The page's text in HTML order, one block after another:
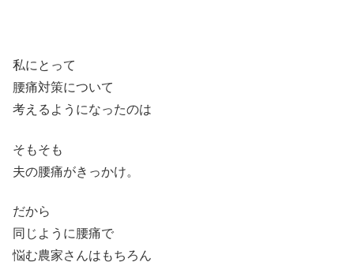
私にとって
腰痛対策について
考えるようになったのは
そもそも
夫の腰痛がきっかけ。
だから
同じように腰痛で
悩む農家さんはもちろん